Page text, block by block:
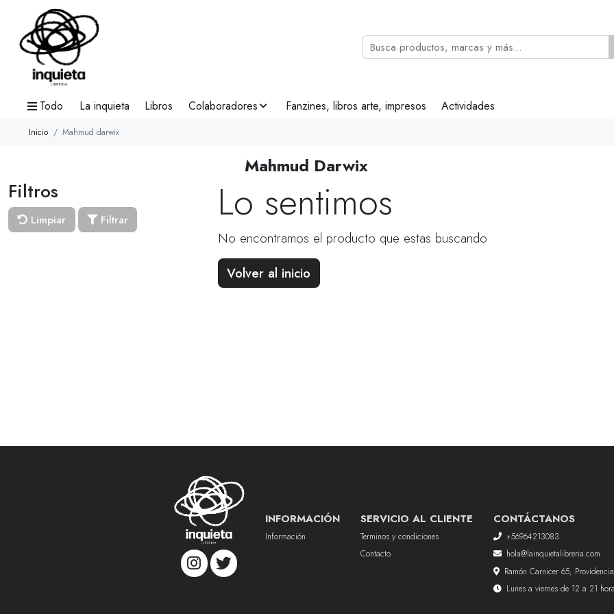
Todo La inquieta Libros Colaboradores Fanzines, libros arte, impresos Actividades
Inicio Mahmud darwix
Mahmud Darwix
Filtros
Limpiar Filtrar Lo sentimos
No encontramos el producto que estas buscando
Volver al inicio
INFORMACIÓN
Información
SERVICIO AL CLIENTE
Terminos y condiciones
Contacto
CONTÁCTANOS
+56964213083
hola@lainquietalibreria.com
Ramón Carnicer 65,
Lunes a viernes de 12 a 21